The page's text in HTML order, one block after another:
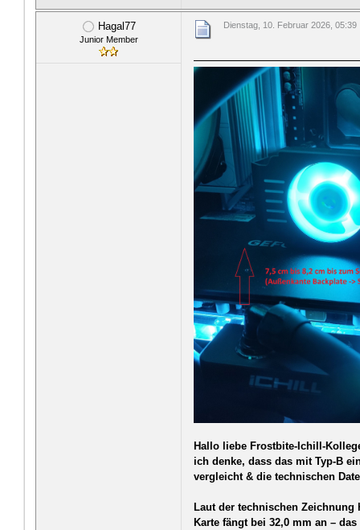
Hagal77
Junior Member
Dienstag, 10. Februar 2026, 05:39
Hallo liebe Frostbite-Ichill-
ich denke, dass das mit Typ-B
vergleicht & die technischen
Laut der technischen Zeichnung
Karte fängt bei 32,0 mm an –